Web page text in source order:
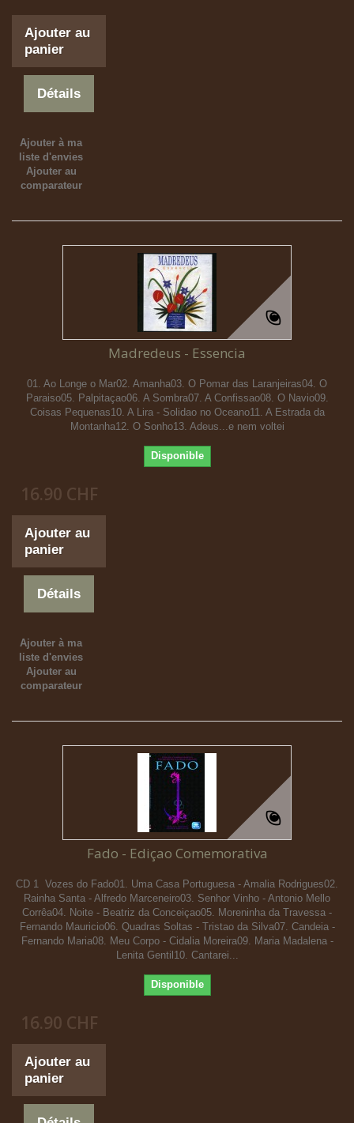
Ajouter au
panier
Détails
Ajouter à ma
liste d'envies
Ajouter au
comparateur
Madredeus - Essencia
01. Ao Longe o Mar02. Amanha03. O Pomar das Laranjeiras04. O
Paraiso05. Palpitaçao06. A Sombra07. A Confissao08. O Navio09.
Coisas Pequenas10. A Lira - Solidao no Oceano11. A Estrada da
Montanha12. O Sonho13. Adeus...e nem voltei
Disponible
16.90 CHF
Ajouter au
panier
Détails
Ajouter à ma
liste d'envies
Ajouter au
comparateur
Fado - Ediçao Comemorativa
CD 1  Vozes do Fado01. Uma Casa Portuguesa - Amalia Rodrigues02.
Rainha Santa - Alfredo Marceneiro03. Senhor Vinho - Antonio Mello
Corrêa04. Noite - Beatriz da Conceiçao05. Moreninha da Travessa -
Fernando Mauricio06. Quadras Soltas - Tristao da Silva07. Candeia -
Fernando Maria08. Meu Corpo - Cidalia Moreira09. Maria Madalena -
Lenita Gentil10. Cantarei...
Disponible
16.90 CHF
Ajouter au
panier